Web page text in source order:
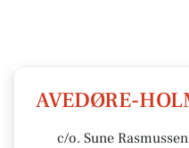
AVEDØRE-
c/o. Sune Rasmussen